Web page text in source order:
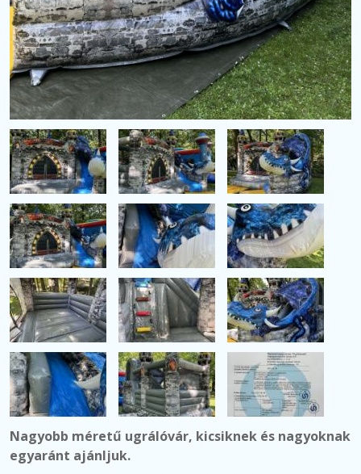
Nagyobb méretű ugrálóvár, kicsiknek és nagyoknak
egyaránt ajánljuk.